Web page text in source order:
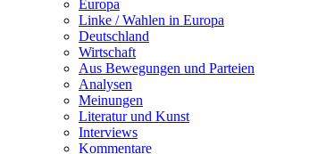
Europa
Linke / Wahlen in Europa
Deutschland
Wirtschaft
Aus Bewegungen und Parteien
Analysen
Meinungen
Literatur und Kunst
Interviews
Kommentare